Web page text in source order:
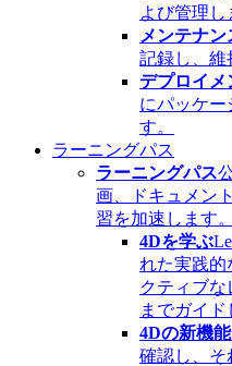
よび管理し
メンテナン
記録し、維
デプロイメ
にパッケー
す。
ラーニングパス
ラーニングパス
画、ドキュメン
習を加速します。
4Dを学ぶ
れた実践的
クティブ
までガイド
4Dの新機能
確認し、そ